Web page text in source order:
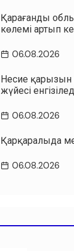
Қарағанды
көлемі артып
06.08.2026
Несие қарызын
жүйесі
06.08.2026
Қарқаралыда
06.08.2026